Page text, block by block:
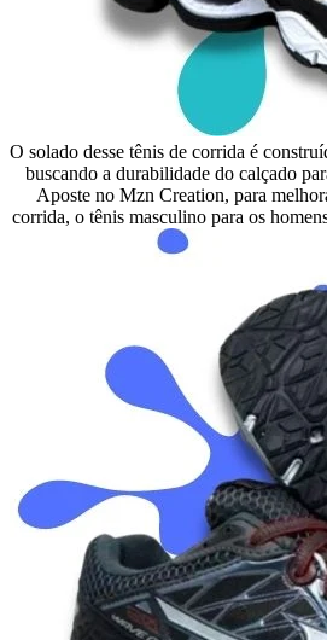
O solado desse tênis de corrida é
buscando a durabilidade do calçado
Aposte no Mzn Creation, para
corrida, o tênis masculino para os